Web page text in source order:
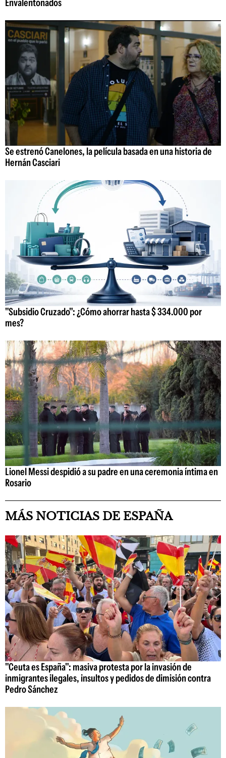
Envalentonados
Se estrenó Canelones, la película basada en una historia de
Hernán Casciari
"Subsidio Cruzado": ¿Cómo ahorrar hasta $ 334.000 por
mes?
Lionel Messi despidió a su padre en una ceremonia íntima en
Rosario
MÁS NOTICIAS DE ESPAÑA
"Ceuta es España": masiva protesta por la invasión de
inmigrantes ilegales, insultos y pedidos de dimisión contra
Pedro Sánchez